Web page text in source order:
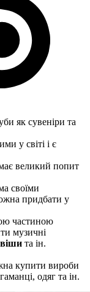
як сувеніри та
у світі і є
великий попит
своїми
придбати у
частиною
музичні
та ін.
купити вироби
одяг та ін.